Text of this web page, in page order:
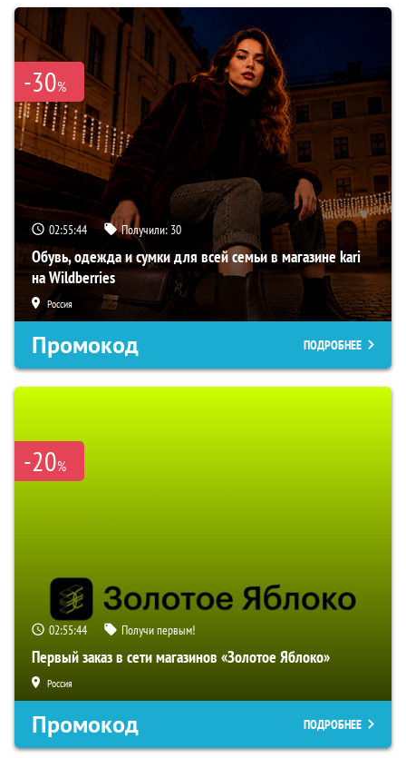
-30%
02:55:43 Получили: 30
Обувь, одежда и сумки для всей семьи в магазине kari
на Wildberries
Россия
Промокод ПОДРОБНЕЕ
-20%
02:55:43 Получи первым!
Первый заказ в сети магазинов «Золотое Яблоко»
Россия
Промокод ПОДРОБНЕЕ